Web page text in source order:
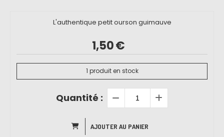
L'authentique petit ourson guimauve
1,50€
1 produit en stock
Quantité :
AJOUTER AU PANIER